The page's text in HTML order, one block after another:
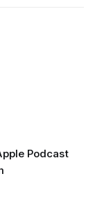
称，涉及羁押中
Podcast